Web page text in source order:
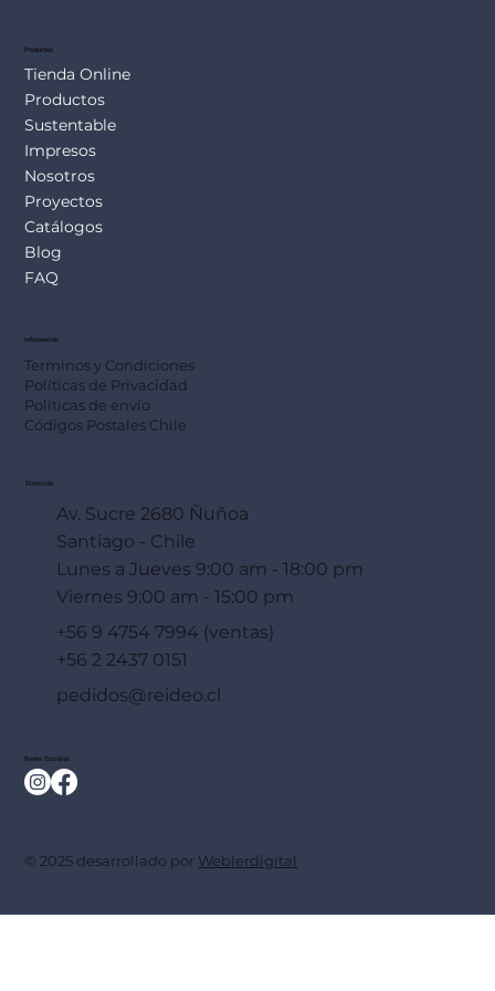
Productos
Tienda Online
Productos
Sustentable
Impresos
Nosotros
Proyectos
Catálogos
Blog
FAQ
Información
Terminos y Condiciones
Políticas de Privacidad
Políticas de envío
Códigos Postales Chile
Dirección
Av. Sucre 2680 Ñuñoa
Santiago - Chile
Lunes a Jueves 9:00 am - 18:00 pm
Viernes 9:00 am - 15:00 pm
+56 9 4754 7994 (ventas)
+56 2 2437 0151
pedidos@reideo.cl
Redes Sociales
© 2025 desarrollado por Weblerdigital